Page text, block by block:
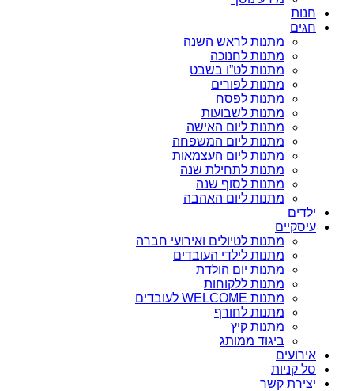
חנות
חגים
מתנות לראש השנה
מתנות לחנוכה
מתנות לט”ו בשבט
מתנות לפורים
מתנות לפסח
מתנות לשבועות
מתנות ליום האישה
מתנות ליום המשפחה
מתנות ליום העצמאות
מתנות לתחילת שנה
מתנות לסוף שנה
מתנות ליום האהבה
ילדים
עיסקיים
מתנות לטיולים ואירועי חברה
מתנות לילדי העובדים
מתנות יום הולדת
מתנות ללקוחות
מתנות WELCOME לעובדים
מתנות לחורף
מתנות קיץ
ביגוד ממותג
אירועים
סל קניות
יצירת קשר